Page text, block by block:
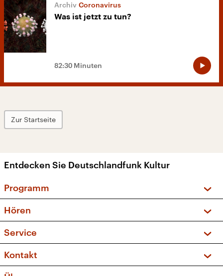
Coronavirus
Was ist jetzt zu tun?
82:30 Minuten
Zur Startseite
Entdecken Sie Deutschlandfunk Kultur
Programm
Sendungen und Podcasts
Musikliste
Kakadu – Das Kinderprogramm
Hören
Frequenzen (UKW + DAB+)
Service
FAQ
Apps
Kontakt